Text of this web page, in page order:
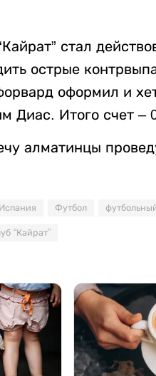
стал
острые
оформил и
Диас. Итого счет –
алматинцы
Испания Футбол
“Кайрат”